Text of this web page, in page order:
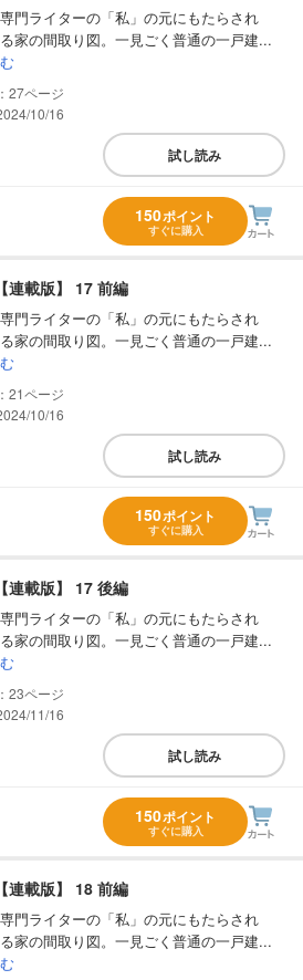
門ライターの「私」の元にもたらされ
家の間取り図。一見ごく普通の一戸建...
27
10/16
試し読み
150ポイント
すぐに購入
連載版】 17 前編
門ライターの「私」の元にもたらされ
家の間取り図。一見ごく普通の一戸建...
21
10/16
試し読み
150ポイント
すぐに購入
連載版】 17 後編
門ライターの「私」の元にもたらされ
家の間取り図。一見ごく普通の一戸建...
23
11/16
試し読み
150ポイント
すぐに購入
連載版】 18 前編
門ライターの「私」の元にもたらされ
家の間取り図。一見ごく普通の一戸建...